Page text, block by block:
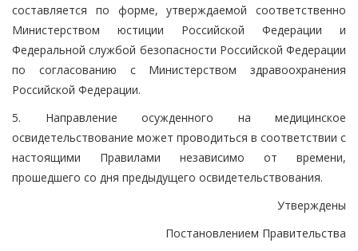
составляется по форме, утверждаемой соответственно
Министерством юстиции Российской Федерации и
Федеральной службой безопасности Российской Федерации
по согласованию с Министерством здравоохранения
Российской Федерации.
5. Направление осужденного на медицинское
освидетельствование может проводиться в соответствии с
настоящими Правилами независимо от времени,
прошедшего со дня предыдущего освидетельствования.
Утверждены
Постановлением Правительства